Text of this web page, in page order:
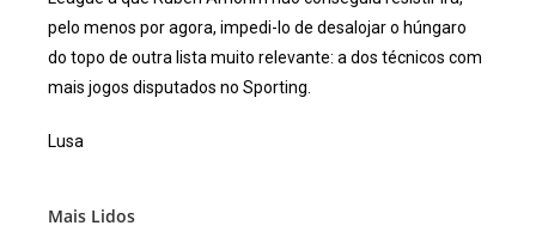
pelo menos por agora, impedi-lo de desalojar o húngaro
do topo de outra lista muito relevante: a dos técnicos com
mais jogos disputados no Sporting.
Lusa
Mais Lidos